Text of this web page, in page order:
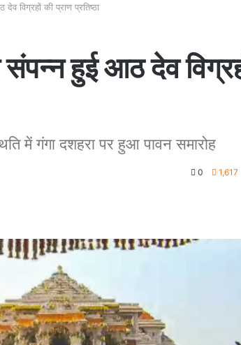
विग्रहों की प्राण प्रतिष्ठा
हुई आठ देव
में गंगा दशहरा पर हुआ पावन समारोह
0 1,617